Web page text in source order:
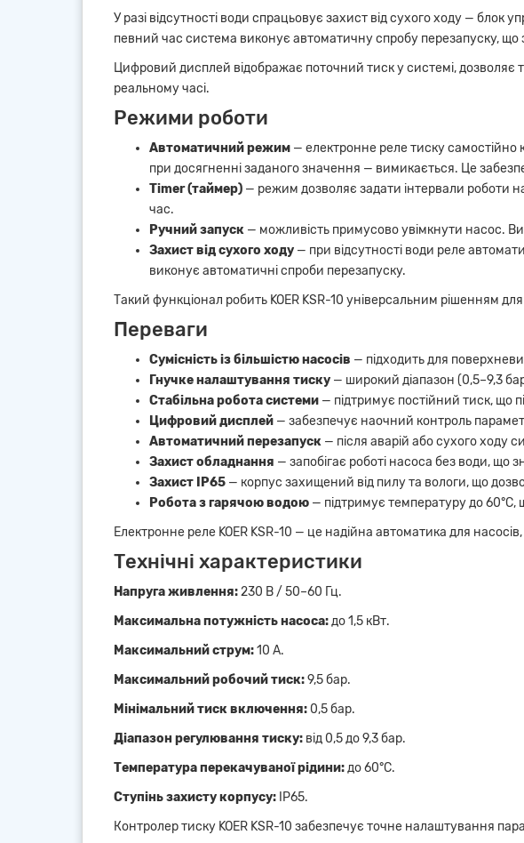
У разі відсутності води спрацьовує захист від сухого ходу —
певний час система виконує автоматичну спробу перезапуску, що
Цифровий дисплей відображає поточний тиск у системі, дозволяє
реальному часі.
Режими роботи
Автоматичний режим — електронне реле тиску самостійно
при досягненні заданого значення — вимикається. Це
Timer (таймер) — режим дозволяє задати інтервали роботи
час.
Ручний запуск — можливість примусово увімкнути насос.
Захист від сухого ходу — при відсутності води реле
виконує автоматичні спроби перезапуску.
Такий функціонал робить KOER KSR-10 універсальним рішенням
Переваги
Сумісність із більшістю насосів — підходить для
Гнучке налаштування тиску — широкий діапазон (0,5–9,3
Стабільна робота системи — підтримує постійний тиск, що
Цифровий дисплей — забезпечує наочний контроль
Автоматичний перезапуск — після аварій або сухого ходу
Захист обладнання — запобігає роботі насоса без води, що
Захист IP65 — корпус захищений від пилу та вологи, що
Робота з гарячою водою — підтримує температуру до
Електронне реле KOER KSR-10 — це надійна автоматика для
Технічні характеристики
Напруга живлення:230 В / 50–60 Гц.
Максимальна потужність насоса:до 1,5 кВт.
Максимальний струм:10 А.
Максимальний робочий тиск:9,5 бар.
Мінімальний тиск включення:0,5 бар.
Діапазон регулювання тиску: від 0,5 до 9,3 бар.
Температура перекачуваної рідини:до 60°C.
Ступінь захисту корпусу: IP65.
Контролер тиску KOER KSR-10 забезпечує точне налаштування